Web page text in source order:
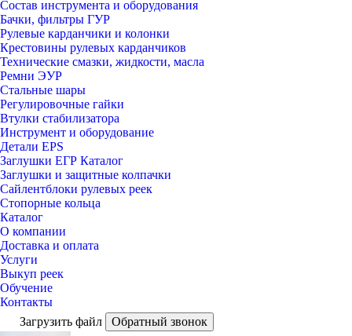
Состав инструмента и оборудования
Бачки, фильтры ГУР
Рулевые карданчики и колонки
Крестовины рулевых карданчиков
Технические смазки, жидкости, масла
Ремни ЭУР
Стальные шары
Регулировочные гайки
Втулки стабилизатора
Инструмент и оборудование
Детали EPS
Заглушки ЕГР Каталог
Заглушки и защитные колпачки
Сайлентблоки рулевых реек
Стопорные кольца
Каталог
О компании
Доставка и оплата
Услуги
Выкуп реек
Обучение
Контакты
Загрузить файл
Обратный звонок